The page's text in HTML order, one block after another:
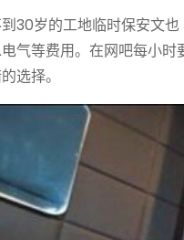
30岁的工地临时保安文
气等费用。在网吧每小
选择。